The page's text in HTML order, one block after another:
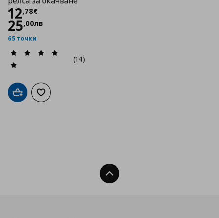
12,78€
Цена
25,00лв
65 точки
(14)
Добави в кошницата
Добави към списъка с любими
Нагоре